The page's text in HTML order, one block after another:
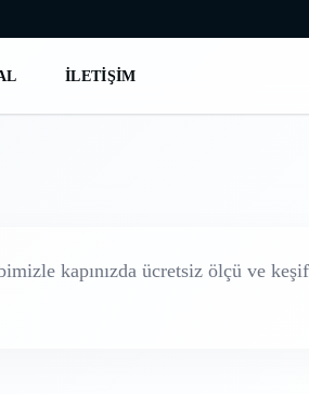
İLETIŞIM
kapınızda ücretsiz ölçü ve